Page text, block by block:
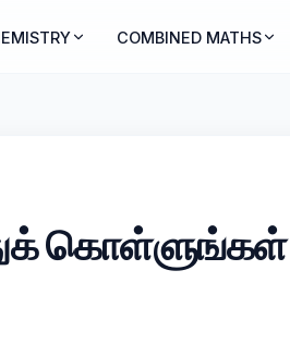
COMBINED MATHS
கொள்ளுங்கள்